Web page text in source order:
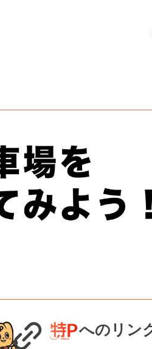
へのリン